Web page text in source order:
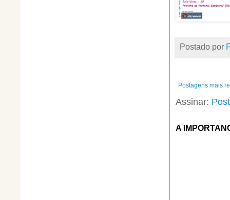
Postado por
Postagens mais
Assinar:
A